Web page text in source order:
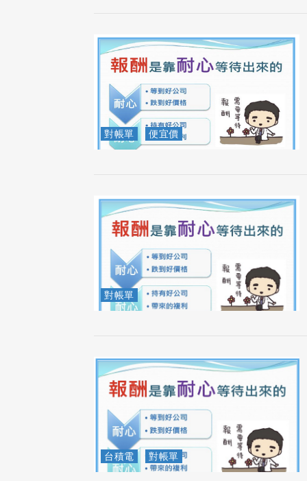
對帳單 便宜價
對帳單
台積電 對帳單